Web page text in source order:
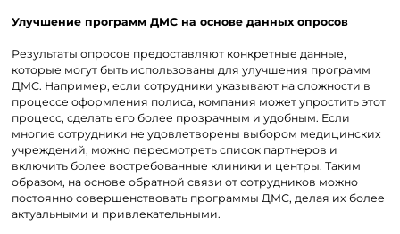
Улучшение программ ДМС на основе данных опросов
Результаты опросов предоставляют конкретные данные,
которые могут быть использованы для улучшения программ
ДМС. Например, если сотрудники указывают на сложности в
процессе оформления полиса, компания может упростить этот
процесс, сделать его более прозрачным и удобным. Если
многие сотрудники не удовлетворены выбором медицинских
учреждений, можно пересмотреть список партнеров и
включить более востребованные клиники и центры. Таким
образом, на основе обратной связи от сотрудников можно
постоянно совершенствовать программы ДМС, делая их более
актуальными и привлекательными.